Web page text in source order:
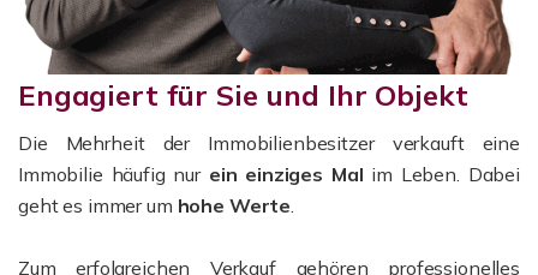
Engagiert für Sie und Ihr Objekt
Die Mehrheit der Immobilienbesitzer verkauft eine
Immobilie häufig nur ein einziges Mal im Leben. Dabei
geht es immer um hohe Werte.
Zum erfolgreichen Verkauf gehören professionelles